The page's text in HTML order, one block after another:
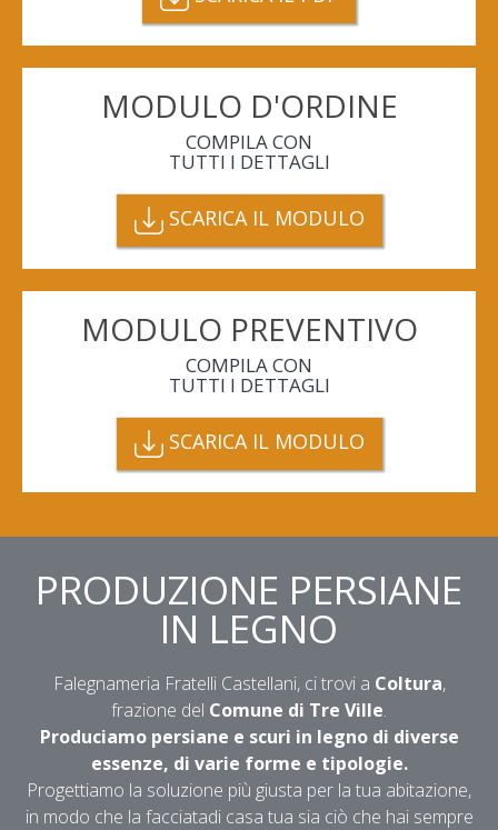
MODULO D'ORDINE
COMPILA CON
TUTTI I DETTAGLI
SCARICA IL MODULO
MODULO PREVENTIVO
COMPILA CON
TUTTI I DETTAGLI
SCARICA IL MODULO
PRODUZIONE PERSIANE
IN LEGNO
Falegnameria Fratelli Castellani, ci trovi a Coltura,
frazione del Comune di Tre Ville.
Produciamo persiane e scuri in legno di diverse
essenze, di varie forme e tipologie.
Progettiamo la soluzione più giusta per la tua abitazione,
in modo che la facciatadi casa tua sia ciò che hai sempre